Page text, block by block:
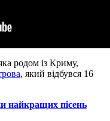
родом із Криму,
, який відбувся 16
найкращих пісень